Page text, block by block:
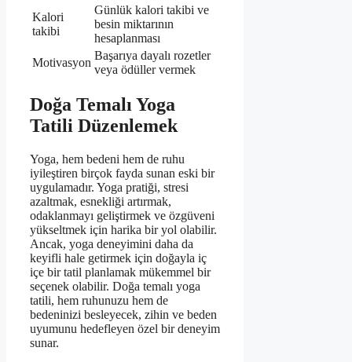
Kalori
takibi
Günlük kalori takibi ve
besin miktarının
hesaplanması
Motivasyon
Başarıya dayalı rozetler
veya ödüller vermek
Doğa Temalı Yoga
Tatili Düzenlemek
Yoga, hem bedeni hem de ruhu
iyileştiren birçok fayda sunan eski bir
uygulamadır. Yoga pratiği, stresi
azaltmak, esnekliği artırmak,
odaklanmayı geliştirmek ve özgüveni
yükseltmek için harika bir yol olabilir.
Ancak, yoga deneyimini daha da
keyifli hale getirmek için doğayla iç
içe bir tatil planlamak mükemmel bir
seçenek olabilir. Doğa temalı yoga
tatili, hem ruhunuzu hem de
bedeninizi besleyecek, zihin ve beden
uyumunu hedefleyen özel bir deneyim
sunar.